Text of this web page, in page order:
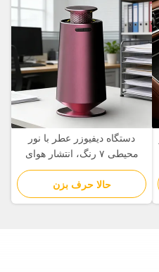
دستگاه دیفیوزر عطر با نور
محیطی ۷ رنگ، انتشار هوای
سرد برای روغن‌های ضروری
حالا حرف بزن